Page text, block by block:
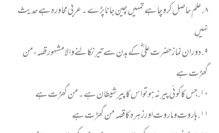
٨. علم حاصل کرو چاہے تمہیں چین جانا پڑے۔ عربی محاورہ ہے حدیث
نہیں
٩. دوران نماز حضرت علی ؓ کے بدن سے تیر نکالنے والا مشہور قصہ، من
گھڑت ہے
١٠. جس کا کوئی پیر نہ ہو تو اس کا پیر شیطان ہے۔ من گھڑت ہے
١١. ہاروت و ماروت اور زہرہ کا قصہ من گھڑت ہے